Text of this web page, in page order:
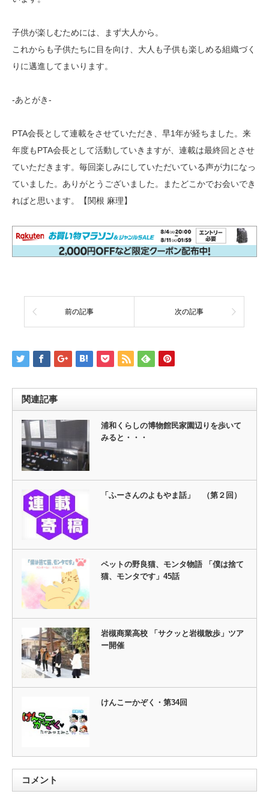
子供が楽しむためには、まず大人から。
これからも子供たちに目を向け、大人も子供も楽しめる組織づく
りに邁進してまいります。
-あとがき-
PTA会長として連載をさせていただき、早1年が経ちました。来
年度もPTA会長として活動していきますが、連載は最終回とさせ
ていただきます。毎回楽しみにしていただいている声が力になっ
ていました。ありがとうございました。またどこかでお会いでき
ればと思います。【関根 麻理】
前の記事 次の記事
関連記事
浦和くらしの博物館民家園辺りを歩いて
みると・・・
「ふーさんのよもやま話」 （第２回）
ペットの野良猫、モンタ物語 「僕は捨て
猫、モンタです」45話
岩槻商業高校 「サクッと岩槻散歩」ツア
ー開催
けんこーかぞく・第34回
コメント